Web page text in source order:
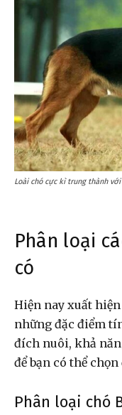
Loài chó cực kì trung thành
Phân loại
có
Hiện nay xuất
những đặc điểm
đích nuôi, khả
để bạn có thể
Phân loại chó